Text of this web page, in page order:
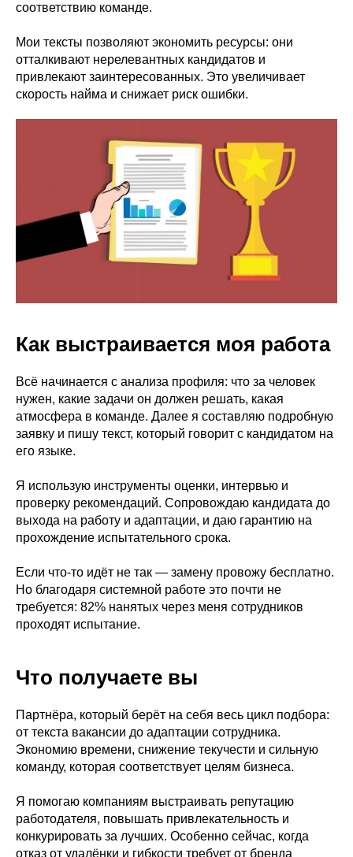
соответствию команде.
Мои тексты позволяют экономить ресурсы: они
отталкивают нерелевантных кандидатов и
привлекают заинтересованных. Это увеличивает
скорость найма и снижает риск ошибки.
Как выстраивается моя работа
Всё начинается с анализа профиля: что за человек
нужен, какие задачи он должен решать, какая
атмосфера в команде. Далее я составляю подробную
заявку и пишу текст, который говорит с кандидатом на
его языке.
Я использую инструменты оценки, интервью и
проверку рекомендаций. Сопровождаю кандидата до
выхода на работу и адаптации, и даю гарантию на
прохождение испытательного срока.
Если что-то идёт не так — замену провожу бесплатно.
Но благодаря системной работе это почти не
требуется: 82% нанятых через меня сотрудников
проходят испытание.
Что получаете вы
Партнёра, который берёт на себя весь цикл подбора:
от текста вакансии до адаптации сотрудника.
Экономию времени, снижение текучести и сильную
команду, которая соответствует целям бизнеса.
Я помогаю компаниям выстраивать репутацию
работодателя, повышать привлекательность и
конкурировать за лучших. Особенно сейчас, когда
отказ от удалёнки и гибкости требует от бренда